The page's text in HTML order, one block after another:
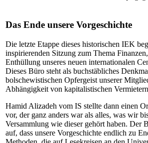
Das Ende unsere Vorgeschichte
Die letzte Etappe dieses historischen IEK
inspirierenden Sitzung zum Thema
Enthüllung unseres neuen internationalen
Dieses Büro steht als buchstäbliches
bolschewistischen Opfergeist unserer
Abhängigkeit von kapitalistischen
Hamid Alizadeh vom IS stellte dann einen
vor, der ganz anders war als alles, was wir
Versammlung wie dieser gehört haben. Der
auf, dass unsere Vorgeschichte endlich zu